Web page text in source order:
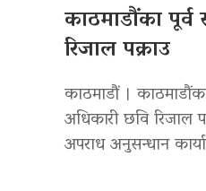
काठमाडौंका
रिजाल पक्राउ
काठमाडौं ।
अधिकारी छवि रिजाल
अपराध अनुसन्धान